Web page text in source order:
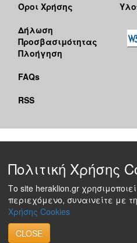
Όροι Χρήσης
Δήλωση
Προσβασιμότητας
Πλοήγηση
FAQs
RSS
Πολιτική Χρήσης
Το site heraklion.gr
περιεχόμενο, συναινείτε με
Χρήσης Cookies
CLOSE